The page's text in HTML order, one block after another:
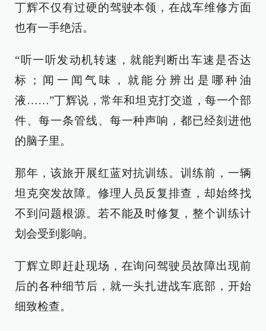
丁辉不仅有过硬的驾驶本领，在战车维修方面
也有一手绝活。
“听一听发动机转速，就能判断出车速是否达
标；闻一闻气味，就能分辨出是哪种油
液……”丁辉说，常年和坦克打交道，每一个部
件、每一条管线、每一种声响，都已经刻进他
的脑子里。
那年，该旅开展红蓝对抗训练。训练前，一辆
坦克突发故障。修理人员反复排查，却始终找
不到问题根源。若不能及时修复，整个训练计
划会受到影响。
丁辉立即赶赴现场，在询问驾驶员故障出现前
后的各种细节后，就一头扎进战车底部，开始
细致检查。